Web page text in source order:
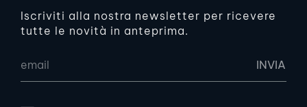
Iscriviti alla nostra newsletter per ricevere
tutte le novità in anteprima.